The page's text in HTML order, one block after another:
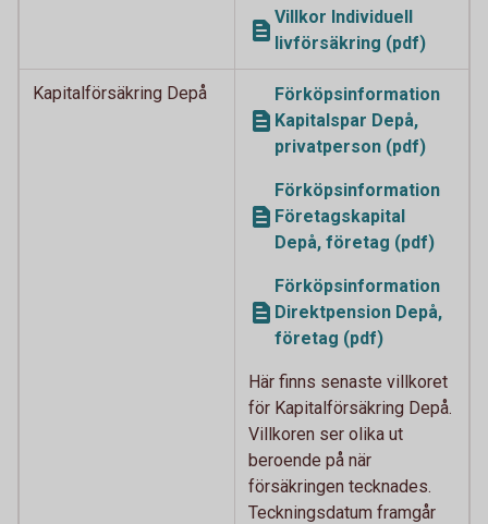
Villkor Individuell
livförsäkring (pdf)
Kapitalförsäkring Depå
Förköpsinformation
Kapitalspar Depå,
privatperson (pdf)
Förköpsinformation
Företagskapital
Depå, företag (pdf)
Förköpsinformation
Direktpension Depå,
företag (pdf)
Här finns senaste villkoret
för Kapitalförsäkring Depå.
Villkoren ser olika ut
beroende på när
försäkringen tecknades.
Teckningsdatum framgår